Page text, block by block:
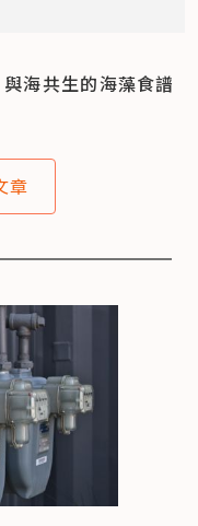
海共生的海藻食譜
章